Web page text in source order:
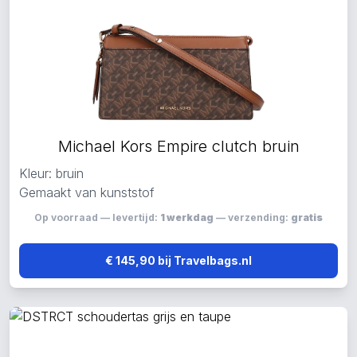
Michael Kors Empire clutch bruin
Kleur: bruin
Gemaakt van kunststof
Op voorraad — levertijd: 1 werkdag — verzending: gratis
€ 145,90 bij Travelbags.nl